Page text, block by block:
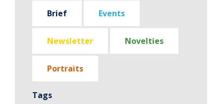
Brief Events
Newsletter Novelties
Portraits
Tags